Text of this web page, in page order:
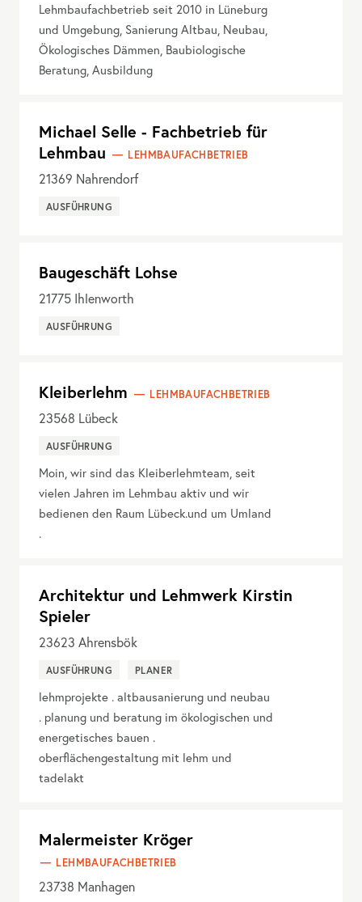
Lehmbaufachbetrieb seit 2010 in Lüneburg
und Umgebung, Sanierung Altbau, Neubau,
Ökologisches Dämmen, Baubiologische
Beratung, Ausbildung
Michael Selle - Fachbetrieb für
Lehmbau
LEHMBAUFACHBETRIEB
21369 Nahrendorf
AUSFÜHRUNG
Baugeschäft Lohse
21775 Ihlenworth
AUSFÜHRUNG
Kleiberlehm LEHMBAUFACHBETRIEB
23568 Lübeck
AUSFÜHRUNG
Moin, wir sind das Kleiberlehmteam, seit
vielen Jahren im Lehmbau aktiv und wir
bedienen den Raum Lübeck.und um Umland
.
Architektur und Lehmwerk Kirstin
Spieler
23623 Ahrensbök
AUSFÜHRUNG PLANER
lehmprojekte . altbausanierung und neubau
. planung und beratung im ökologischen und
energetisches bauen .
oberflächengestaltung mit lehm und
tadelakt
Malermeister Kröger
LEHMBAUFACHBETRIEB
23738 Manhagen